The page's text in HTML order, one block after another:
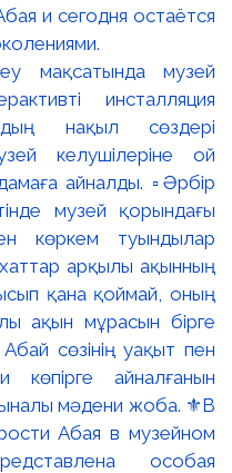
мақсатында музей
инсталляция
нақыл сөздері
келушілеріне ой
айналды. ▫️Әрбір
музей қорындағы
көркем туындылар
арқылы ақынның
қана қоймай, оның
ақын мұрасын бірге
сөзінің уақыт пен
көпірге айналғанын
мәдени жоба. ⚜️В
Абая в музейном
особая